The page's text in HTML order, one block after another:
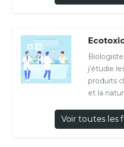
j’étudie
produits
et la
Voir toutes les